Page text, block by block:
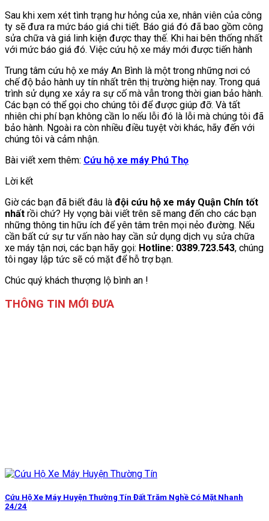
Sau khi xem xét tình trạng hư hỏng của xe, nhân viên của công
ty sẽ đưa ra mức báo giá chi tiết. Báo giá đó đã bao gồm công
sửa chữa và giá linh kiện được thay thế. Khi hai bên thống nhất
với mức báo giá đó. Việc cứu hộ xe máy mới được tiến hành
Trung tâm cứu hộ xe máy An Bình là một trong những nơi có
chế độ bảo hành uy tín nhất trên thị trường hiện nay. Trong quá
trình sử dụng xe xảy ra sự cố mà vẫn trong thời gian bảo hành.
Các bạn có thể gọi cho chúng tôi để được giúp đỡ. Và tất
nhiên chi phí bạn không cần lo nếu lỗi đó là lỗi mà chúng tôi đã
bảo hành. Ngoài ra còn nhiều điều tuyệt vời khác, hãy đến với
chúng tôi và cảm nhận.
Bài viết xem thêm: Cứu hộ xe máy Phú Thọ
Lời kết
Giờ các bạn đã biết đâu là đội cứu hộ xe máy Quận Chín tốt
nhất rồi chứ? Hy vọng bài viết trên sẽ mang đến cho các bạn
những thông tin hữu ích để yên tâm trên mọi nẻo đường. Nếu
cần bất cứ sự tư vấn nào hay cần sử dụng dịch vụ sửa chữa
xe máy tận nơi, các bạn hãy gọi: Hotline: 0389.723.543, chúng
tôi ngay lập tức sẽ có mặt để hỗ trợ bạn.
Chúc quý khách thượng lộ bình an !
THÔNG TIN MỚI ĐƯA
Cứu Hộ Xe Máy Huyện Thường Tín Đất Trăm Nghề Có Mặt Nhanh
24/24